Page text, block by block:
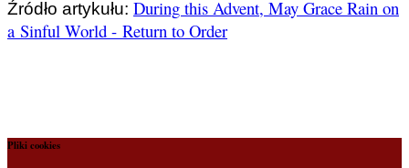
Źródło artykułu: During this Advent, May Grace Rain on
a Sinful World - Return to Order
Pliki cookies